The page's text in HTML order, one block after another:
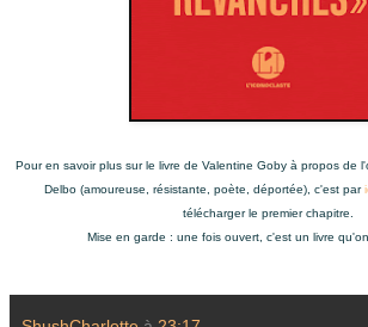
Pour en savoir plus sur le livre de Valentine Goby à propos de
Delbo (amoureuse, résistante, poète, déportée), c'est par
télécharger le premier chapitre.
Mise en garde : une fois ouvert, c'est un livre